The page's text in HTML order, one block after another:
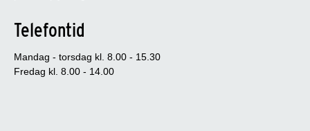
Telefontid
Mandag - torsdag kl. 8.00 - 15.30
Fredag kl. 8.00 - 14.00